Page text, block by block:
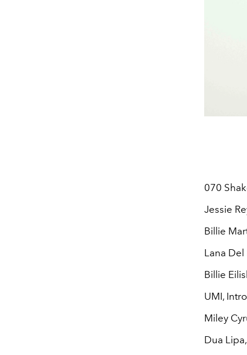
070
Jessie
Billie
Lana
Billie
UMI,
Miley
Dua